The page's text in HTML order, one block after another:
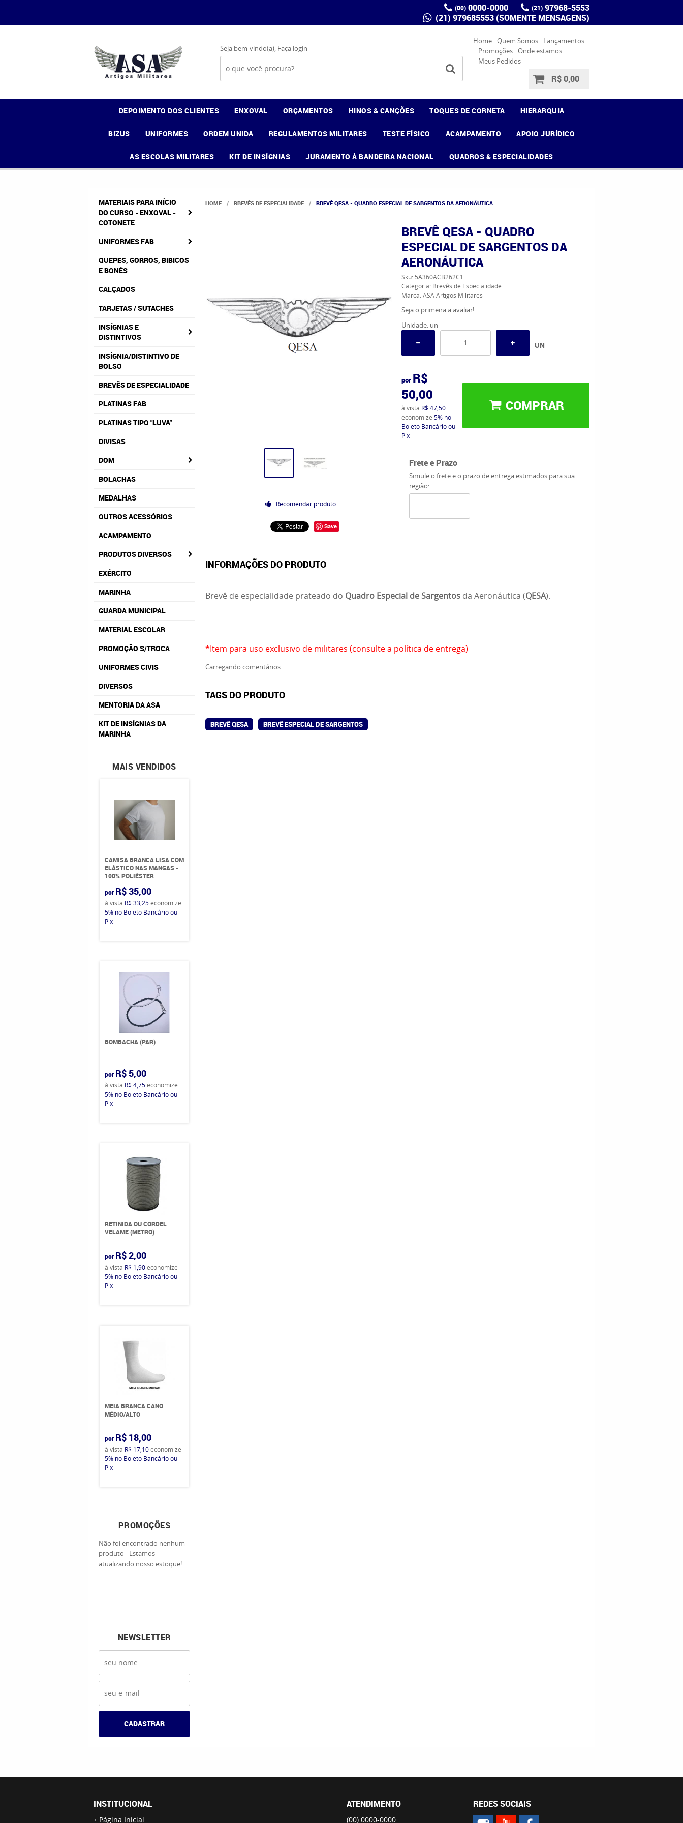
(00) 0000-0000 (21) 97968-5553
(21) 979685553 (SOMENTE MENSAGENS)
Seja bem-vindo(a), Faça login
Home Quem Somos
Lançamentos
Promoções Onde estamos
Meus Pedidos
R$ 0,00
DEPOIMENTO DOS CLIENTES ENXOVAL ORÇAMENTOS HINOS & CANÇÕES TOQUES DE CORNETA HIERARQUIA
BIZUS UNIFORMES ORDEM UNIDA REGULAMENTOS MILITARES TESTE FÍSICO ACAMPAMENTO APOIO JURÍDICO
AS ESCOLAS MILITARES KIT DE INSÍGNIAS JURAMENTO À BANDEIRA NACIONAL QUADROS & ESPECIALIDADES
MATERIAIS PARA INÍCIO
DO CURSO - ENXOVAL -
COTONETE
UNIFORMES FAB
QUEPES, GORROS, BIBICOS
E BONÉS
CALÇADOS
TARJETAS / SUTACHES
INSÍGNIAS E
DISTINTIVOS
INSÍGNIA/DISTINTIVO DE
BOLSO
BREVÊS DE ESPECIALIDADE
PLATINAS FAB
PLATINAS TIPO "LUVA"
DIVISAS
DOM
BOLACHAS
MEDALHAS
OUTROS ACESSÓRIOS
ACAMPAMENTO
PRODUTOS DIVERSOS
EXÉRCITO
MARINHA
GUARDA MUNICIPAL
MATERIAL ESCOLAR
PROMOÇÃO S/TROCA
UNIFORMES CIVIS
DIVERSOS
MENTORIA DA ASA
KIT DE INSÍGNIAS DA
MARINHA
MAIS VENDIDOS
CAMISA BRANCA LISA COM
ELÁSTICO NAS MANGAS -
100% POLIÉSTER
por R$ 35,00
à vista R$ 33,25economize
5% no Boleto Bancário ou
Pix
BOMBACHA (PAR)
por R$ 5,00
à vista R$ 4,75economize
5% no Boleto Bancário ou
Pix
RETINIDA OU CORDEL
VELAME (METRO)
por R$ 2,00
à vista R$ 1,90economize
5% no Boleto Bancário ou
Pix
MEIA BRANCA CANO
MÉDIO/ALTO
por R$ 18,00
à vista R$ 17,10economize
5% no Boleto Bancário ou
Pix
PROMOÇÕES
Não foi encontrado nenhum
produto - Estamos
atualizando nosso estoque!
NEWSLETTER
CADASTRAR
HOME BREVÊS DE ESPECIALIDADE BREVÊ QESA - QUADRO ESPECIAL DE SARGENTOS DA AERONÁUTICA
Recomendar produto
Save
BREVÊ QESA - QUADRO
ESPECIAL DE SARGENTOS DA
AERONÁUTICA
Sku: 5A360ACB262C1
Categoria: Brevês de Especialidade
Marca:ASA Artigos Militares
Seja o primeira a avaliar!
Unidade: un
UN
por R$
50,00
à vista R$ 47,50
economize 5% no
Boleto Bancário ou
Pix
COMPRAR
Frete e Prazo
Simule o frete e o prazo de entrega estimados para sua
região:
INFORMAÇÕES DO PRODUTO
Brevê de especialidade prateado do Quadro Especial de Sargentos da Aeronáutica (QESA).
*Item para uso exclusivo de militares (consulte a política de entrega)
Carregando comentários ...
TAGS DO PRODUTO
BREVÊ QESA BREVÊ ESPECIAL DE SARGENTOS
INSTITUCIONAL
Página Inicial
ATENDIMENTO
(00) 0000-0000
REDES SOCIAIS